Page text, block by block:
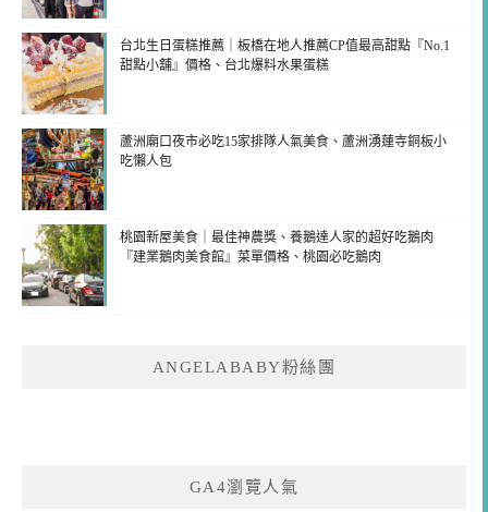
台北生日蛋糕推薦｜板橋在地人推薦CP值最高甜點『No.1
甜點小舖』價格、台北爆料水果蛋糕
蘆洲廟口夜市必吃15家排隊人氣美食、蘆洲湧蓮寺銅板小
吃懶人包
桃園新屋美食｜最佳神農獎、養鵝達人家的超好吃鵝肉
『建業鵝肉美食館』菜單價格、桃園必吃鵝肉
ANGELABABY粉絲團
GA4瀏覽人氣